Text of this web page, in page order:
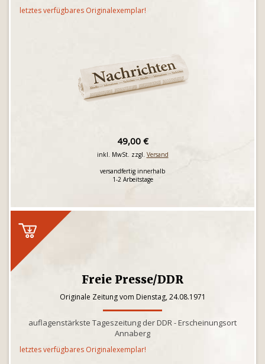
letztes verfügbares Originalexemplar!
49,00 €
inkl. MwSt. zzgl. Versand
versandfertig innerhalb
1-2 Arbeitstage
Freie Presse/DDR
Originale Zeitung vom Dienstag, 24.08.1971
auflagenstärkste Tageszeitung der DDR - Erscheinungsort
Annaberg
letztes verfügbares Originalexemplar!